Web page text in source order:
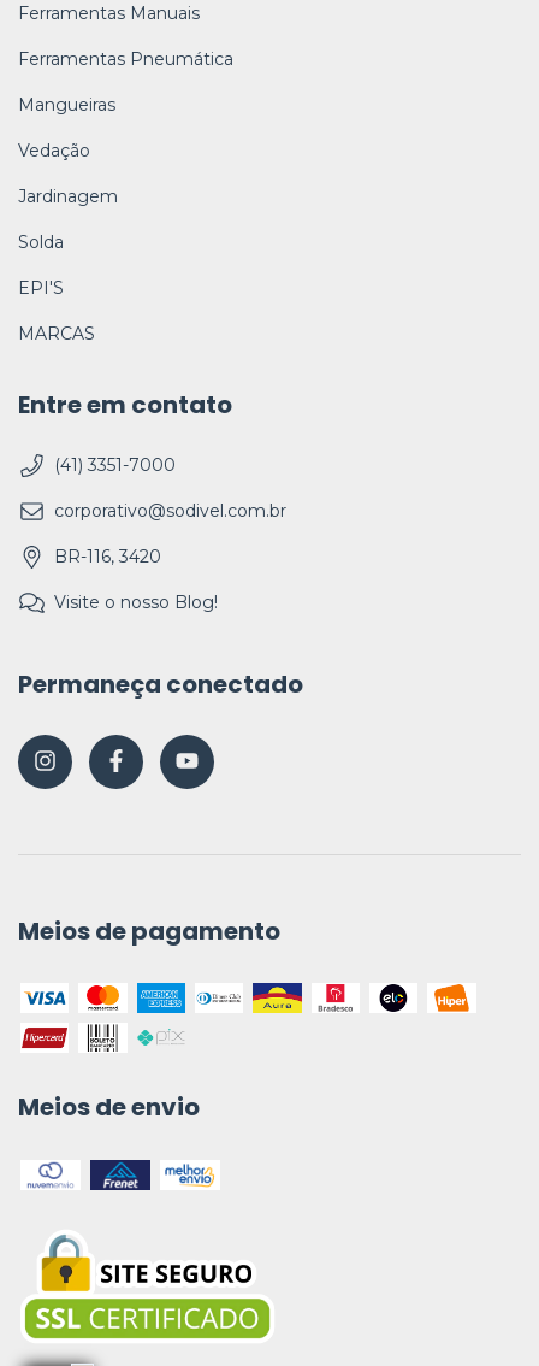
Ferramentas Manuais
Ferramentas Pneumática
Mangueiras
Vedação
Jardinagem
Solda
EPI'S
MARCAS
Entre em contato
(41) 3351-7000
corporativo@sodivel.com.br
BR-116, 3420
Visite o nosso Blog!
Permaneça conectado
Meios de pagamento
Meios de envio